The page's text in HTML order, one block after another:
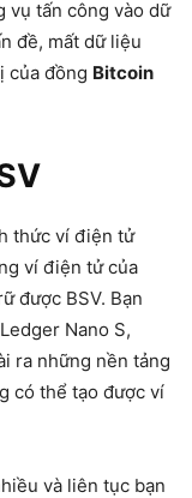
vụ tấn công vào dữ
đề, mất dữ liệu
của đồng Bitcoin
thức ví điện tử
ví điện tử của
được BSV. Bạn
Nano S,
ra những nền tảng
có thể tạo được ví
và liên tục bạn